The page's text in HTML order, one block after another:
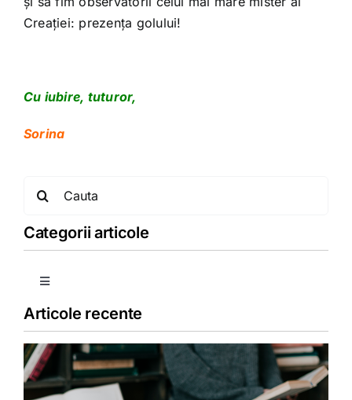
Creației: prezența golului!
Cu iubire, tuturor,
Sorina
Categorii articole
Toggle
Copii
Detoxifiere
Articole recente